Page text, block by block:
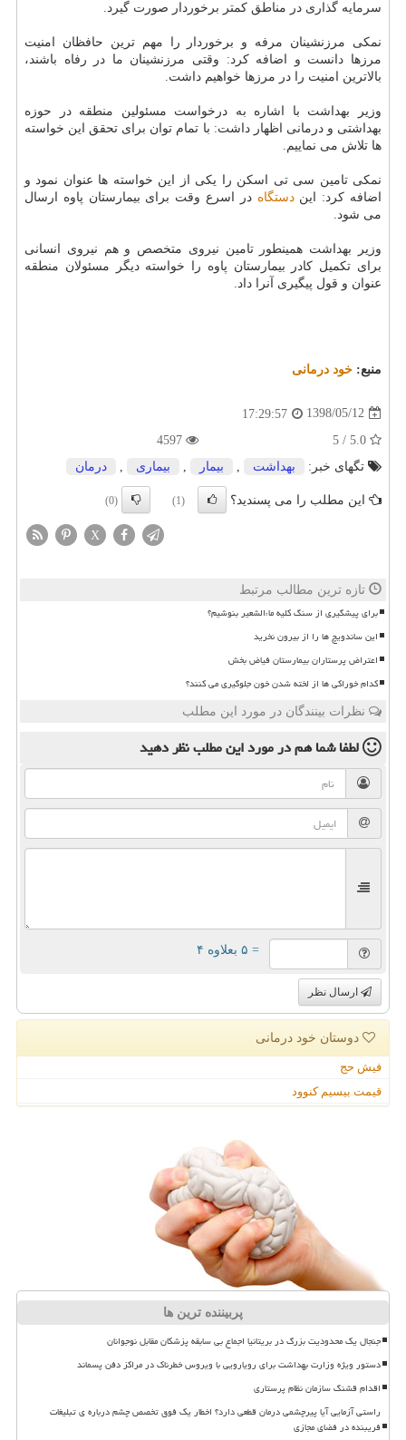
سرمایه گذاری در مناطق كمتر برخوردار صورت گیرد.
نمكی مرزنشینان مرفه و برخوردار را مهم ترین حافظان امنیت
مرزها دانست و اضافه كرد: وقتی مرزنشینان ما در رفاه باشند،
بالاترین امنیت را در مرزها خواهیم داشت.
وزیر بهداشت با اشاره به درخواست مسئولین منطقه در حوزه
بهداشتی و درمانی اظهار داشت: با تمام توان برای تحقق این خواسته
ها تلاش می نماییم.
نمكی تامین سی تی اسكن را یكی از این خواسته ها عنوان نمود و
اضافه كرد: ایندستگاه در اسرع وقت برای بیمارستان پاوه ارسال
می شود.
وزیر بهداشت همینطور تامین نیروی متخصص و هم نیروی انسانی
برای تكمیل كادر بیمارستان پاوه را خواسته دیگر مسئولان منطقه
عنوان و قول پیگیری آنرا داد.
منبع: خود درمانی
1398/05/12
17:29:57
تگهای خبر:
بهداشت , بیمار , بیماری , درمان
این مطلب را می پسندید؟ (1)
(0)
X
تازه ترین مطالب مرتبط
برای پیشگیری از سنگ کلیه ماءالشعیر بنوشیم؟
این ساندویچ ها را از بیرون نخرید
اعتراض پرستاران بیمارستان فیاض بخش
کدام خوراکی ها از لخته شدن خون جلوگیری می کنند؟
نظرات بینندگان در مورد این مطلب
لطفا شما همدر مورد این مطلبنظر دهید
= ۵ بعلاوه ۴
ارسال نظر
دوستان خود درمانی
فیش حج
قیمت بیسیم کنوود
پربیننده ترین ها
جنجال یک محدودیت بزرگ در بریتانیا اجماع بی سابقه پزشکان مقابل نوجوانان
دستور ویژه وزارت بهداشت برای رویارویی با ویروس خطرناک در مراکز دفن پسماند
اقدام قشنگ سازمان نظام پرستاری
راستی آزمایی آیا پیرچشمی درمان قطعی دارد؟ اخطار یک فوق تخصص چشم درباره ی تبلیغات
فریبنده در فضای مجازی